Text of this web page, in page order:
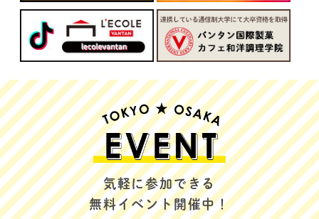
気軽に参加できる
無料イベント開催中！